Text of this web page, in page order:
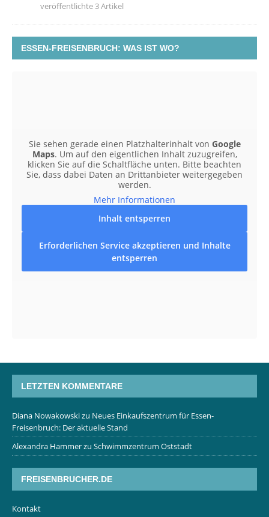
veröffentlichte 3 Artikel
ESSEN-FREISENBRUCH: WAS IST WO?
Sie sehen gerade einen Platzhalterinhalt von Google
Maps. Um auf den eigentlichen Inhalt zuzugreifen,
klicken Sie auf die Schaltfläche unten. Bitte beachten
Sie, dass dabei Daten an Drittanbieter weitergegeben
werden.
Mehr Informationen
Inhalt entsperren
Erforderlichen Service akzeptieren und Inhalte
entsperren
LETZTEN KOMMENTARE
Diana Nowakowskizu Neues Einkaufszentrum für Essen-
Freisenbruch: Der aktuelle Stand
Alexandra Hammerzu Schwimmzentrum Oststadt
FREISENBRUCHER.DE
Kontakt